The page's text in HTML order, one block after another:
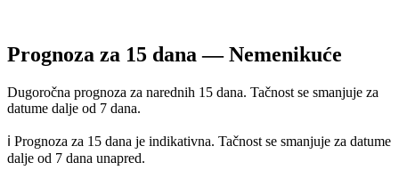
Prognoza za 15 dana —Nemenikuće
Dugoročna prognoza za narednih 15 dana. Tačnost se smanjuje za
datume dalje od 7 dana.
ℹ️ Prognoza za 15 dana je indikativna. Tačnost se smanjuje za datume
dalje od 7 dana unapred.